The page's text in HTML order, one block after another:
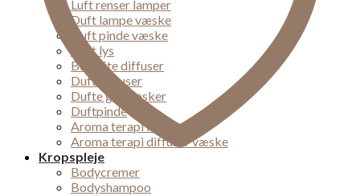
Luft renser lamper
Duft lampe væske
Duft pinde væske
Duft lys
Bil dufte diffuser
Duft diffuser
Dufte gaveæsker
Duftpinde
Aroma terapi lampe
Aroma terapi diffuser væske
Kropspleje
Bodycremer
Bodyshampoo